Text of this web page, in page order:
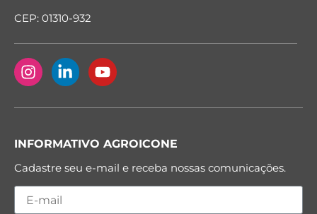
CEP: 01310-932
INFORMATIVO AGROICONE
Cadastre seu e-mail e receba nossas comunicações.